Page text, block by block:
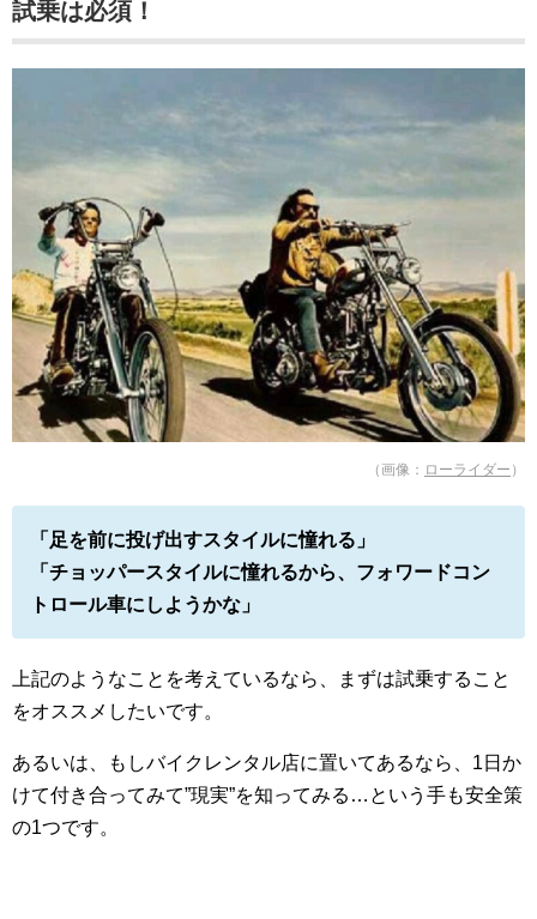
試乗は必須！
（画像： ローライダー ）
「足を前に投げ出すスタイルに憧れる」
「チョッパースタイルに憧れるから、フォワードコン
トロール車にしようかな」
上記のようなことを考えているなら、まずは試乗すること
をオススメしたいです。
あるいは、もしバイクレンタル店に置いてあるなら、1日か
けて付き合ってみて”現実”を知ってみる…という手も安全策
の1つです。